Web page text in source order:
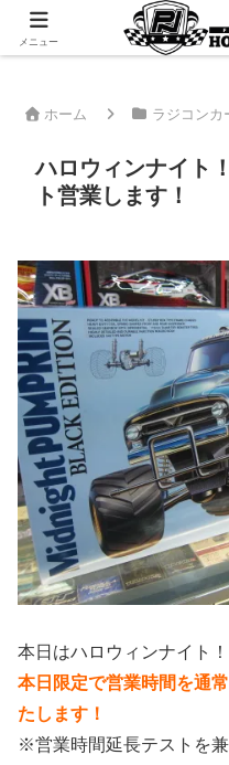
千葉県君津市でラジコンやプラモ
ホーム ラジコンカ
ハロウィンナイト
ト営業します！
本日はハロウィンナイト
本日限定で営業時間を通
たします！
※営業時間延長テストを兼
メニュー